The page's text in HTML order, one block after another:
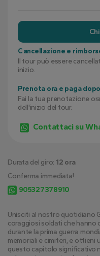
Unisciti al nostro quotidiano
coraggiosi soldati che hanno
durante la prima guerra
memoriali e cimiteri, e ottieni
questo capitolo significativo
Cancellazione e
Il tour può essere
inizio.
Prenota ora e paga
Fai la tua prenotazione
dell'inizio del tour.
Contattaci su
Durata del giro: 12 ora
Conferma immediata!
905327378910